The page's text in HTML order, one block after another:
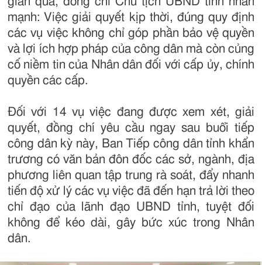
mạnh: Việc giải quyết kịp thời, đúng quy định
các vụ việc không chỉ góp phần bảo vệ quyền
và lợi ích hợp pháp của công dân mà còn củng
cố niềm tin của Nhân dân đối với cấp ủy, chính
quyền các cấp.
Đối với 14 vụ việc đang được xem xét, giải
quyết, đồng chí yêu cầu ngay sau buổi tiếp
công dân kỳ này, Ban Tiếp công dân tỉnh khẩn
trương có văn bản đôn đốc các sở, ngành, địa
phương liên quan tập trung rà soát, đẩy nhanh
tiến độ xử lý các vụ việc đã đến hạn trả lời theo
chỉ đạo của lãnh đạo UBND tỉnh, tuyệt đối
không để kéo dài, gây bức xúc trong Nhân
dân.